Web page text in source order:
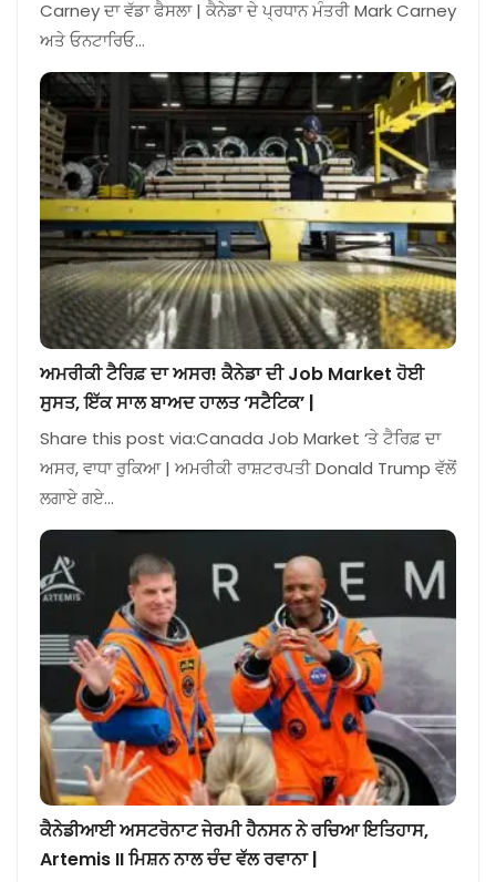
Carney ਦਾ ਵੱਡਾ ਫੈਸਲਾ | ਕੈਨੇਡਾ ਦੇ ਪ੍ਰਧਾਨ ਮੰਤਰੀ Mark Carney
ਅਤੇ ਓਨਟਾਰਿਓ…
ਅਮਰੀਕੀ ਟੈਰਿਫ਼ ਦਾ ਅਸਰ! ਕੈਨੇਡਾ ਦੀ Job Market ਹੋਈ
ਸੁਸਤ, ਇੱਕ ਸਾਲ ਬਾਅਦ ਹਾਲਤ ‘ਸਟੈਟਿਕ’ |
Share this post via:Canada Job Market ‘ਤੇ ਟੈਰਿਫ਼ ਦਾ
ਅਸਰ, ਵਾਧਾ ਰੁਕਿਆ | ਅਮਰੀਕੀ ਰਾਸ਼ਟਰਪਤੀ Donald Trump ਵੱਲੋਂ
ਲਗਾਏ ਗਏ…
ਕੈਨੇਡੀਆਈ ਅਸਟਰੋਨਾਟ ਜੇਰਮੀ ਹੈਨਸਨ ਨੇ ਰਚਿਆ ਇਤਿਹਾਸ,
Artemis II ਮਿਸ਼ਨ ਨਾਲ ਚੰਦ ਵੱਲ ਰਵਾਨਾ |